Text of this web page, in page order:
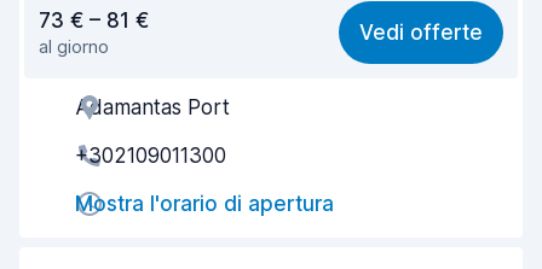
Facile da trovare 9,8
Gentilezza degli agenti
Rapidità del ritiro
Rapidità della riconsegna
73 € – 81 €
al giorno
Vedi offerte
Adamantas Port
+302109011300
Mostra l'orario di apertura